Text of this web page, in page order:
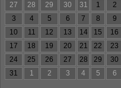
27 28 29 30 31 1
2
3
4 5 6 7 8
9
10
11 12 13 14 15
16
17
18 19 20 21 22
23
24
25 26 27 28 29
30
31
1 2 3 4 5 6